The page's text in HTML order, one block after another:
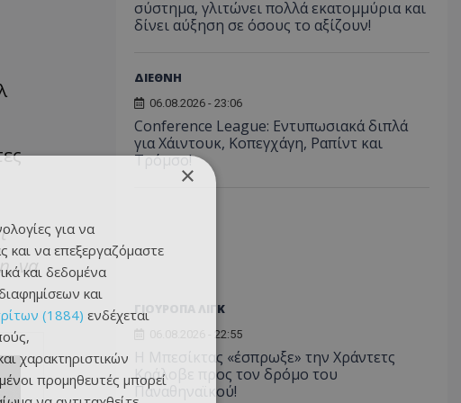
να
σύστημα, γλιτώνει πολλά εκατομμύρια και
δίνει αύξηση σε όσους το αξίζουν!
ΔΙΕΘΝΗ
06.08.2026 - 23:06
Conference League: Εντυπωσιακά διπλά
για Χάιντουκ, Κοπεγχάγη, Ραπίντ και
Τρόμσο!
ΓΙΟΥΡΟΠΑ ΛΙΓΚ
06.08.2026 - 22:55
Η Μπεσίκτας «έσπρωξε» την Χράντετς
Κράλοβε προς τον δρόμο του
Παναθηναϊκού!
×
για να
και να επεξεργαζόμαστε
και δεδομένα
και
(1884) ενδέχεται
χαρακτηριστικών
προμηθευτές μπορεί